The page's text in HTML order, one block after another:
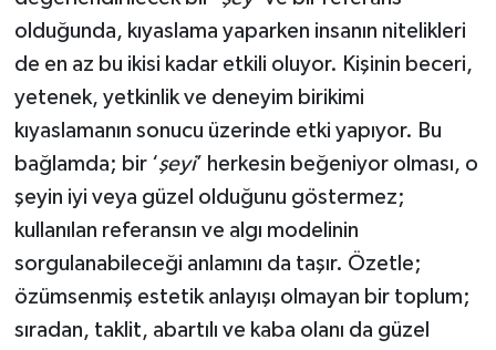
olduğunda, kıyaslama yaparken insanın nitelikleri
de en az bu ikisi kadar etkili oluyor. Kişinin beceri,
yetenek, yetkinlik ve deneyim birikimi
kıyaslamanın sonucu üzerinde etki yapıyor. Bu
bağlamda; bir ‘şeyi’ herkesin beğeniyor olması, o
şeyin iyi veya güzel olduğunu göstermez;
kullanılan referansın ve algı modelinin
sorgulanabileceği anlamını da taşır. Özetle;
özümsenmiş estetik anlayışı olmayan bir toplum;
sıradan, taklit, abartılı ve kaba olanı da güzel